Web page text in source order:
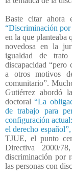
Baste citar ahora
“Discriminación por
en la que planteaba
novedosa en la
igualdad de
discapacidad “pero
a otros motivos
comunitario”.
Gutiérrez abordó
doctoral“La
de trabajo para
configuración
el derecho español”,
TJUE, el punto
Directiva 2000/
discriminación por
las personas con